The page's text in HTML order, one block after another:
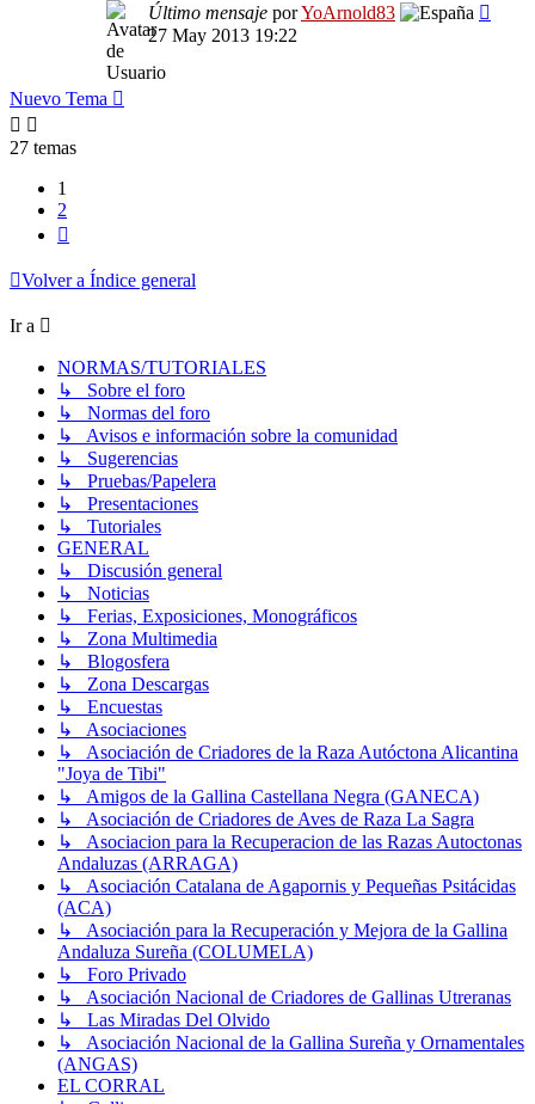
Último mensaje porYoArnold83
27 May 2013 19:22
Nuevo Tema
27 temas
1
2
Volver a Índice general
Ir a
NORMAS/TUTORIALES
↳ Sobre el foro
↳ Normas del foro
↳ Avisos e información sobre la comunidad
↳ Sugerencias
↳ Pruebas/Papelera
↳ Presentaciones
↳ Tutoriales
GENERAL
↳ Discusión general
↳ Noticias
↳ Ferias, Exposiciones, Monográficos
↳ Zona Multimedia
↳ Blogosfera
↳ Zona Descargas
↳ Encuestas
↳ Asociaciones
↳ Asociación de Criadores de la Raza Autóctona Alicantina
"Joya de Tibi"
↳ Amigos de la Gallina Castellana Negra (GANECA)
↳ Asociación de Criadores de Aves de Raza La Sagra
↳ Asociacion para la Recuperacion de las Razas Autoctonas
Andaluzas (ARRAGA)
↳ Asociación Catalana de Agapornis y Pequeñas Psitácidas
(ACA)
↳ Asociación para la Recuperación y Mejora de la Gallina
Andaluza Sureña (COLUMELA)
↳ Foro Privado
↳ Asociación Nacional de Criadores de Gallinas Utreranas
↳ Las Miradas Del Olvido
↳ Asociación Nacional de la Gallina Sureña y Ornamentales
(ANGAS)
EL CORRAL